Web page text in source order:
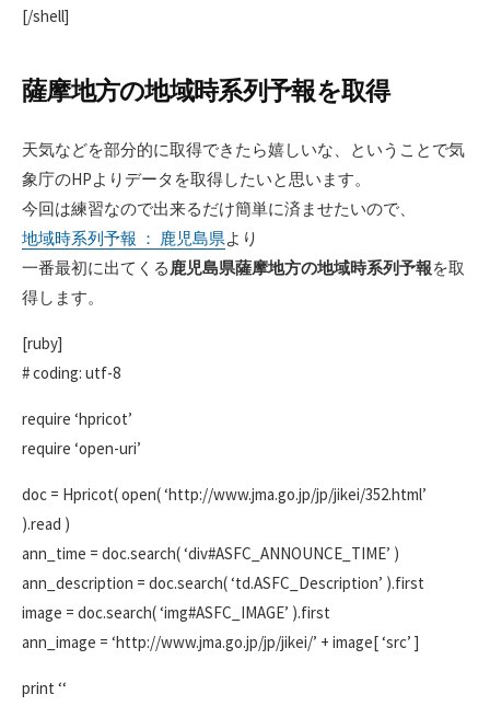
[/shell]
薩摩地方の地域時系列予報を取得
天気などを部分的に取得できたら嬉しいな、ということで気
象庁のHPよりデータを取得したいと思います。
今回は練習なので出来るだけ簡単に済ませたいので、
地域時系列予報 ： 鹿児島県より
一番最初に出てくる鹿児島県薩摩地方の地域時系列予報を取
得します。
[ruby]
# coding: utf-8
require ‘hpricot’
require ‘open-uri’
doc = Hpricot( open( ‘http://www.jma.go.jp/jp/jikei/352.html’
).read )
ann_time = doc.search( ‘div#ASFC_ANNOUNCE_TIME’ )
ann_description = doc.search( ‘td.ASFC_Description’ ).first
image = doc.search( ‘img#ASFC_IMAGE’ ).first
ann_image = ‘http://www.jma.go.jp/jp/jikei/’ + image[ ‘src’ ]
print ‘‘